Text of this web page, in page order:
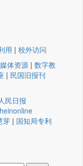
用 | 校外访问
体资源 | 数字教
| 民国旧报刊
民日报
heinonline
芽 | 国知局专利